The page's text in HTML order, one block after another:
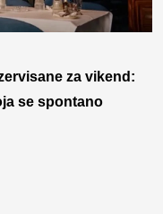
za vikend:
se spontano